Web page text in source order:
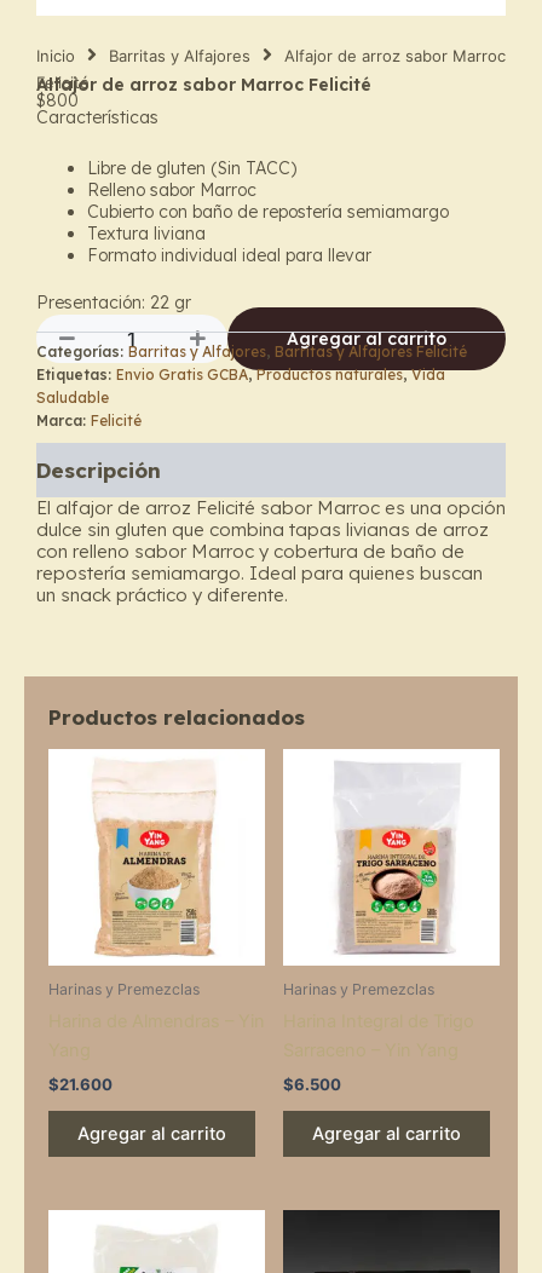
Inicio Barritas y Alfajores
Alfajor de arroz sabor Marroc
Felicité
Alfajor de arroz sabor Marroc Felicité
$800
Características
Libre de gluten (Sin TACC)
Relleno sabor Marroc
Cubierto con baño de repostería semiamargo
Textura liviana
Formato individual ideal para llevar
Presentación: 22 gr
Alfajor
de
arroz
sabor
Felicité
cantidad
Agregar al carrito
Categorías: Barritas y Alfajores, Barritas y Alfajores Felicité
Etiquetas: Envio Gratis GCBA,Productos naturales,Vida
Saludable
Marca: Felicité
Descripción
El alfajor de arroz Felicité sabor Marroc es una opción
dulce sin gluten que combina tapas livianas de arroz
con relleno sabor Marroc y cobertura de baño de
repostería semiamargo. Ideal para quienes buscan
un snack práctico y diferente.
Productos relacionados
Harinas y Premezclas
$21.600
Agregar al carrito
Harinas y Premezclas
$6.500
Agregar al carrito